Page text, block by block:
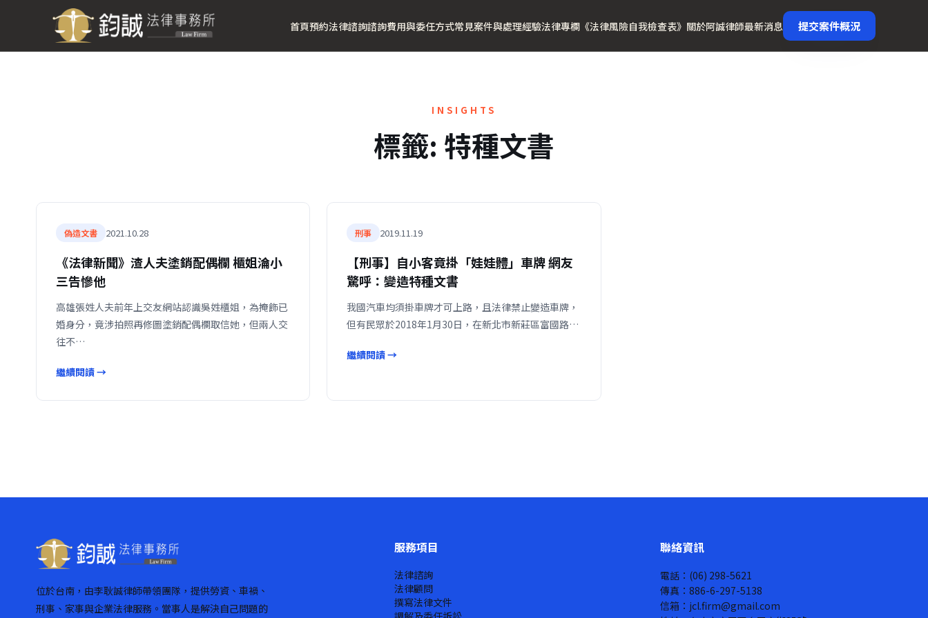
首頁預約法律諮詢諮詢費用與委任方式常見案件與處理經驗法律專欄 《法律風險自我檢查表》 關於阿誠律師最新消息 提交案件概況
INSIGHTS
標籤: 特種文書
偽造文書 2021.10.28
《法律新聞》渣人夫塗銷配偶欄 櫃姐淪小
三告慘他
高雄張姓人夫前年上交友網站認識吳姓櫃姐，為掩飾已
婚身分，竟涉拍照再修圖塗銷配偶欄取信她，但兩人交
往不…
繼續閱讀 →
刑事 2019.11.19
【刑事】自小客竟掛「娃娃體」車牌 網友
驚呼：變造特種文書
我國汽車均須掛車牌才可上路，且法律禁止變造車牌，
但有民眾於2018年1月30日，在新北市新莊區富國路…
繼續閱讀 →
位於台南，由李耿誠律師帶領團隊，提供勞資、車禍、
刑事、家事與企業法律服務。當事人是解決自己問題的
服務項目
法律諮詢
法律顧問
撰寫法律文件
聯絡資訊
電話：(06) 298-5621
傳真：886-6-297-5138
信箱：jcl.firm@gmail.com